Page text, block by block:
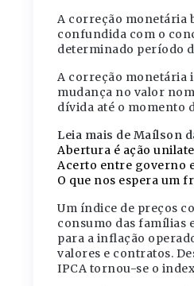
A correção monetária
confundida com o
determinado período
A correção monetária
mudança no valor
dívida até o momento
Leia mais de Maílson
Abertura é ação
Acerto entre governo
O que nos espera um
Um índice de preços
consumo das famílias
para a inflação
valores e contratos.
IPCA tornou-se o